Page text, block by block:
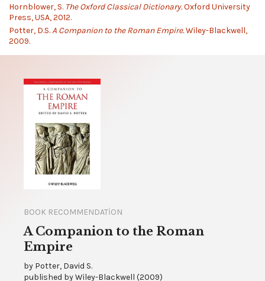
Hornblower, S. The Oxford Classical Dictionary.Oxford University
Press, USA, 2012.
Potter, D.S.A Companion to the Roman Empire.Wiley-Blackwell,
2009.
BOOK RECOMMENDATION
A Companion to the Roman
Empire
by Potter, David S.
published byWiley-Blackwell (2009)